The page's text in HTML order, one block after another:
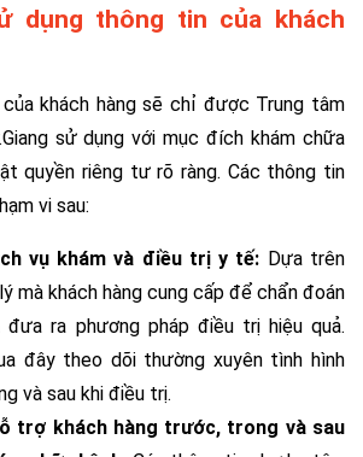
dụng thông tin của khách
khách hàng sẽ chỉ được Trung tâm
sử dụng với mục đích khám chữa
quyền riêng tư rõ ràng. Các thông tin
vi sau:
vụ khám và điều trị y tế: Dựa trên
mà khách hàng cung cấp để chẩn đoán
đưa ra phương pháp điều trị hiệu quả.
đây theo dõi thường xuyên tình hình
và sau khi điều trị.
trợ khách hàng trước, trong và sau